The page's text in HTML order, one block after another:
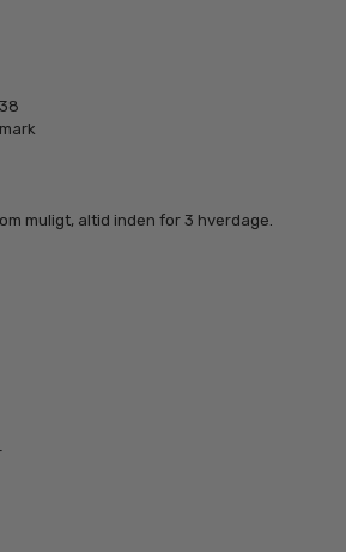
muligt, altid inden for 3 hverdage.